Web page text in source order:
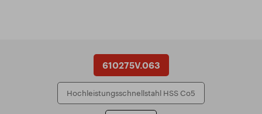
610275V.063
Hochleistungsschnellstahl HSS Co5